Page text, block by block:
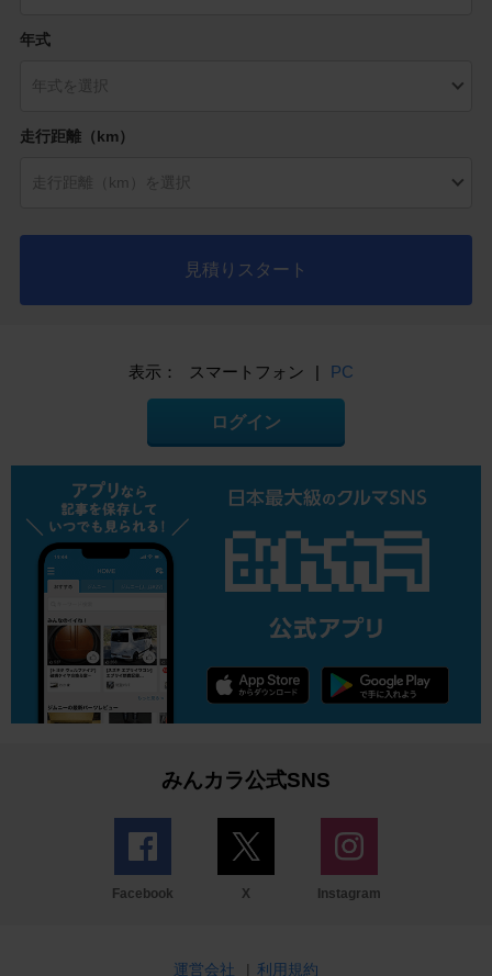
年式
走行距離（km）
見積りスタート
表示： スマートフォン | PC
ログイン
みんカラ公式SNS
Facebook X Instagram
運営会社 | 利用規約